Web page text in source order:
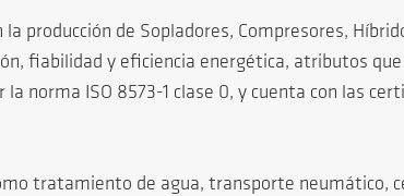
producción de Sopladores, Compresores,
fiabilidad y eficiencia energética, atributos
ISO 8573-1 clase 0, y cuenta con las
tratamiento de agua, transporte neumático,